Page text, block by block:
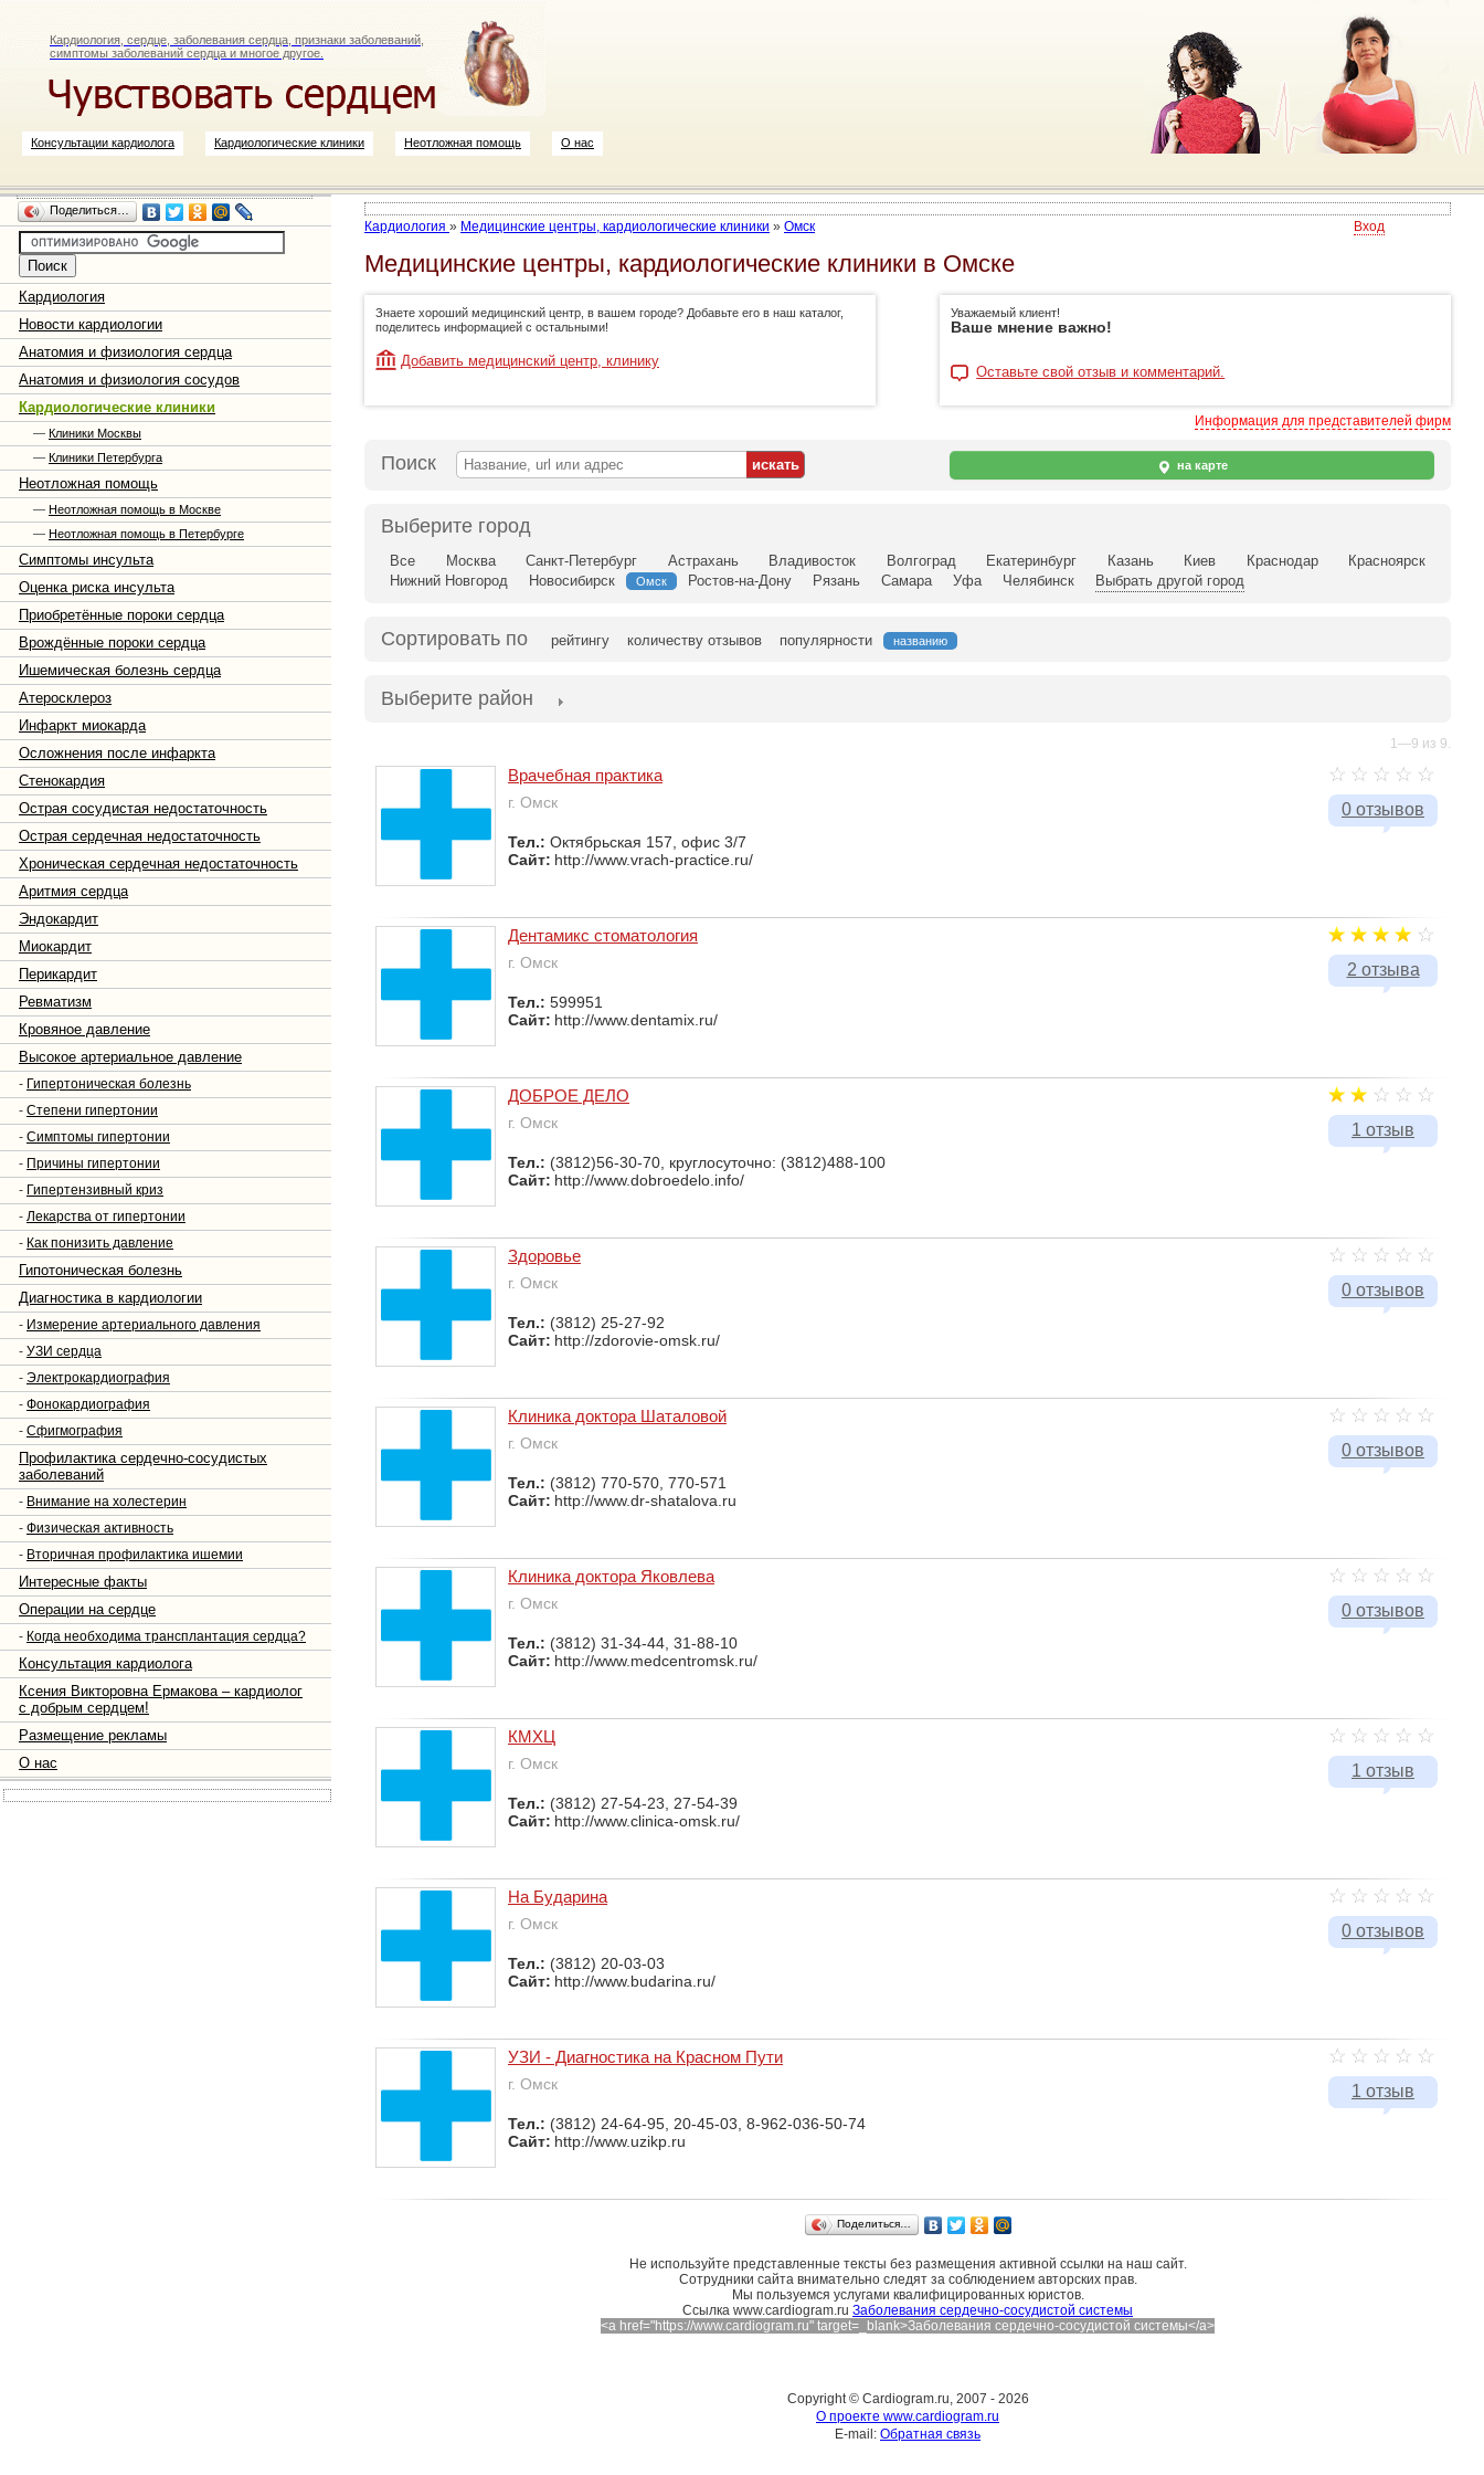
Кардиология, сердце, заболевания сердца, признаки заболеваний,
симптомы заболеваний сердца и многое другое.
Консультации кардиолога Кардиологические клиники Неотложная помощь О нас
Поделиться…
Кардиология
Новости кардиологии
Анатомия и физиология сердца
Анатомия и физиология сосудов
Кардиологические клиники
— Клиники Москвы
— Клиники Петербурга
Неотложная помощь
— Неотложная помощь в Москве
— Неотложная помощь в Петербурге
Симптомы инсульта
Оценка риска инсульта
Приобретённые пороки сердца
Врождённые пороки сердца
Ишемическая болезнь сердца
Атеросклероз
Инфаркт миокарда
Осложнения после инфаркта
Стенокардия
Острая сосудистая недостаточность
Острая сердечная недостаточность
Хроническая сердечная недостаточность
Аритмия сердца
Эндокардит
Миокардит
Перикардит
Ревматизм
Кровяное давление
Высокое артериальное давление
- Гипертоническая болезнь
- Степени гипертонии
- Симптомы гипертонии
- Причины гипертонии
- Гипертензивный криз
- Лекарства от гипертонии
- Как понизить давление
Гипотоническая болезнь
Диагностика в кардиологии
- Измерение артериального давления
- УЗИ сердца
- Электрокардиография
- Фонокардиография
- Сфигмография
Профилактика сердечно-сосудистых
заболеваний
- Внимание на холестерин
- Физическая активность
- Вторичная профилактика ишемии
Интересные факты
Операции на сердце
- Когда необходима трансплантация сердца?
Консультация кардиолога
Ксения Викторовна Ермакова – кардиолог
с добрым сердцем!
Размещение рекламы
О нас
Кардиология » Медицинские центры, кардиологические клиники » Омск Вход
Медицинские центры, кардиологические клиники в Омске
Знаете хороший медицинский центр, в вашем городе? Добавьте его в наш каталог,
поделитесь информацией с остальными!
Добавить медицинский центр, клинику
Уважаемый клиент!
Ваше мнение важно!
Оставьте свой отзыв и комментарий.
Информация для представителей фирм
Поиск на карте
Выберите город
Все Москва Санкт-Петербург Астрахань Владивосток Волгоград Екатеринбург Казань Киев Краснодар
Красноярск
Нижний Новгород
Новосибирск Омск Ростов-на-Дону Рязань Самара Уфа Челябинск Выбрать другой город
Сортировать по рейтингу количеству отзывов популярности названию
Выберите район
1—9 из 9.
0 отзывов
Врачебная практика
г. Омск
Тел.: Октябрьская 157, офис 3/7
Сайт: http://www.vrach-practice.ru/
2 отзыва
Дентамикс стоматология
г. Омск
Тел.: 599951
Сайт: http://www.dentamix.ru/
1 отзыв
ДОБРОЕ ДЕЛО
г. Омск
Тел.: (3812)56-30-70, круглосуточно: (3812)488-100
Сайт: http://www.dobroedelo.info/
0 отзывов
Здоровье
г. Омск
Тел.: (3812) 25-27-92
Сайт: http://zdorovie-omsk.ru/
0 отзывов
Клиника доктора Шаталовой
г. Омск
Тел.: (3812) 770-570, 770-571
Сайт: http://www.dr-shatalova.ru
0 отзывов
Клиника доктора Яковлева
г. Омск
Тел.: (3812) 31-34-44, 31-88-10
Сайт: http://www.medcentromsk.ru/
1 отзыв
КМХЦ
г. Омск
Тел.: (3812) 27-54-23, 27-54-39
Сайт: http://www.clinica-omsk.ru/
0 отзывов
На Бударина
г. Омск
Тел.: (3812) 20-03-03
Сайт: http://www.budarina.ru/
1 отзыв
УЗИ - Диагностика на Красном Пути
г. Омск
Тел.: (3812) 24-64-95, 20-45-03, 8-962-036-50-74
Сайт: http://www.uzikp.ru
Поделиться…
Не используйте представленные тексты без размещения активной ссылки на наш сайт.
Сотрудники сайта внимательно следят за соблюдением авторских прав.
Мы пользуемся услугами квалифицированных юристов.
Cсылка www.cardiogram.ru Заболевания сердечно-сосудистой системы
<a href="https://www.cardiogram.ru" target=_blank>Заболевания сердечно-сосудистой системы</a>
Copyright © Cardiogram.ru, 2007 - 2026
О проекте www.cardiogram.ru
E-mail: Обратная связь